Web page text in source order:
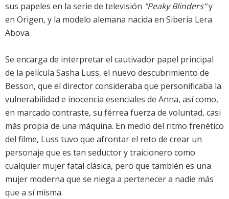
sus papeles en la serie de televisión "Peaky Blinders"y
en Origen, y la modelo alemana nacida en Siberia Lera
Abova.
Se encarga de interpretar el cautivador papel principal
de la película Sasha Luss, el nuevo descubrimiento de
Besson, que el director consideraba que personificaba la
vulnerabilidad e inocencia esenciales de Anna, así como,
en marcado contraste, su férrea fuerza de voluntad, casi
más propia de una máquina. En medio del ritmo frenético
del filme, Luss tuvo que afrontar el reto de crear un
personaje que es tan seductor y traicionero como
cualquier mujer fatal clásica, pero que también es una
mujer moderna que se niega a pertenecer a nadie más
que a sí misma.